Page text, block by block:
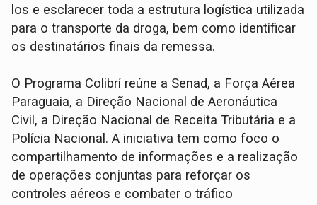
los e esclarecer toda a estrutura logística utilizada
para o transporte da droga, bem como identificar
os destinatários finais da remessa.
O Programa Colibrí reúne a Senad, a Força Aérea
Paraguaia, a Direção Nacional de Aeronáutica
Civil, a Direção Nacional de Receita Tributária e a
Polícia Nacional. A iniciativa tem como foco o
compartilhamento de informações e a realização
de operações conjuntas para reforçar os
controles aéreos e combater o tráfico